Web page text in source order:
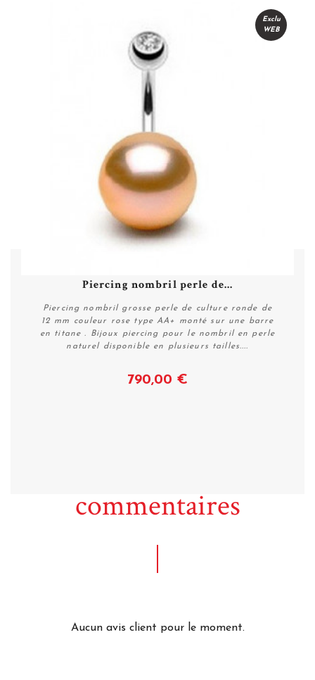
Exclu
WEB
Piercing nombril perle de...
Piercing nombril grosse perle de culture ronde de
12 mm couleur rose type AA+ monté sur une barre
en titane . Bijoux piercing pour le nombril en perle
naturel disponible en plusieurs tailles....
790,00 €
commentaires
Aucun avis client pour le moment.